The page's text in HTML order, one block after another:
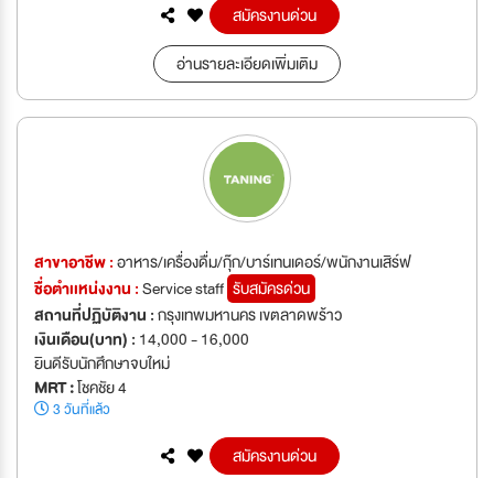
สมัครงานด่วน
อ่านรายละเอียดเพิ่มเติม
สาขาอาชีพ :อาหาร/เครื่องดื่ม/กุ๊ก/บาร์เทนเดอร์/พนักงานเสิร์ฟ
ชื่อตำเเหน่งงาน :Service staff รับสมัครด่วน
สถานที่ปฏิบัติงาน :กรุงเทพมหานคร เขตลาดพร้าว
เงินเดือน(บาท) : 14,000 - 16,000
ยินดีรับนักศึกษาจบใหม่
MRT :โชคชัย 4
3 วันที่แล้ว
สมัครงานด่วน